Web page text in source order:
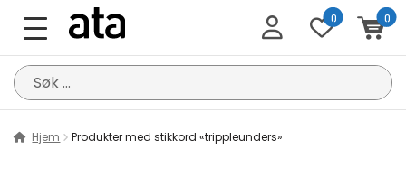
0 0
Søk
etter:
Hjem Produkter med stikkord «trippleunders»